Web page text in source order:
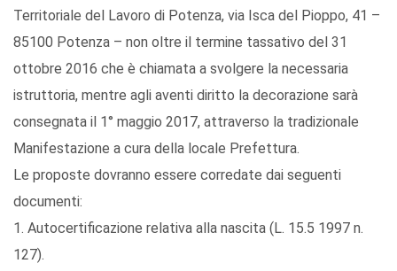
Territoriale del Lavoro di Potenza, via Isca del Pioppo, 41 –
85100 Potenza – non oltre il termine tassativo del 31
ottobre 2016 che è chiamata a svolgere la necessaria
istruttoria, mentre agli aventi diritto la decorazione sarà
consegnata il 1° maggio 2017, attraverso la tradizionale
Manifestazione a cura della locale Prefettura.
Le proposte dovranno essere corredate dai seguenti
documenti:
1. Autocertificazione relativa alla nascita (L. 15.5 1997 n.
127).